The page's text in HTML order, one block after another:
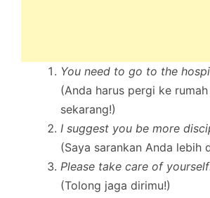
You need to go to the
(Anda harus pergi ke
sekarang!)
I suggest you be more
(Saya sarankan Anda lebih
Please take care of
(Tolong jaga dirimu!)